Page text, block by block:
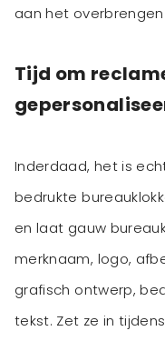
Tijd om
Inderdaad, het is
bedrukte
en laat gauw
merknaam, logo,
grafisch ontwerp,
tekst. Zet ze in